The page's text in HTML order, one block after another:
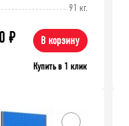
91 кг.
₽ В корзину
Купить в 1 клик